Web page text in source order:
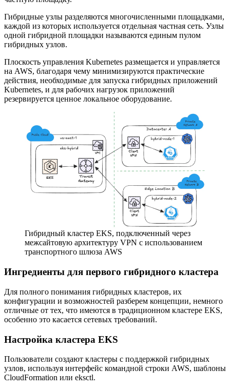
Гибридные узлы разделяются многочисленными площадками,
каждой из которых используется отдельная частная сеть. Узлы
одной гибридной площадки называются единым пулом
гибридных узлов.
Плоскость управления Kubernetes размещается и управляется
на AWS, благодаря чему минимизируются практические
действия, необходимые для запуска гибридных приложений
Kubernetes, и для рабочих нагрузок приложений
резервируется ценное локальное оборудование.
Гибридный кластер EKS, подключенный через
межсайтовую архитектуру VPN с использованием
транспортного шлюза AWS
Ингредиенты для первого гибридного кластера
Для полного понимания гибридных кластеров, их
конфигурации и возможностей разберем концепции, немного
отличные от тех, что имеются в традиционном кластере EKS,
особенно это касается сетевых требований.
Настройка кластера EKS
Пользователи создают кластеры с поддержкой гибридных
узлов, используя интерфейс командной строки AWS, шаблоны
CloudFormation или eksctl.